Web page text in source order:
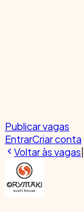
Publicar vagas
EntrarCriar conta
Voltar às vagas